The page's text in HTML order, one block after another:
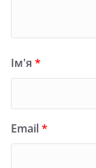
Ім'я *
Email*